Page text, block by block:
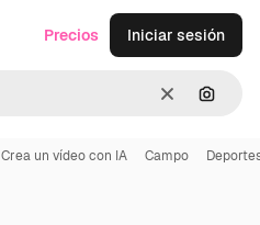
Borrar
Precios Iniciar sesión
Crea un vídeo con IA Campo